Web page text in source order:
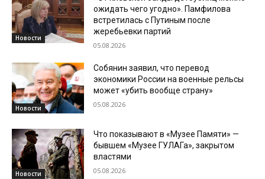
Новости
ожидать чего угодно». Памфилова
встретилась с Путиным после
жеребьевки партий
05.08.2026
Новости
Собянин заявил, что перевод
экономики России на военные рельсы
может «убить вообще страну»
05.08.2026
Новости
Что показывают в «Музее Памяти» —
бывшем «Музее ГУЛАГа», закрытом
властями
05.08.2026